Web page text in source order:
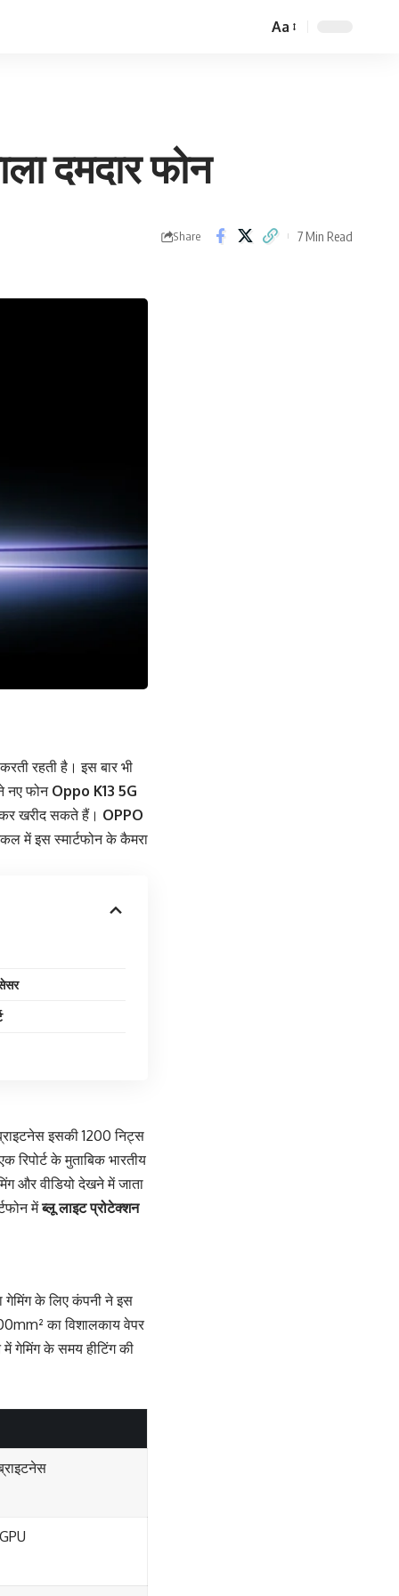
Font
Aa
दमदार फोन
Share 7 Min Read
रहती है। इस बार भी
नए फोन Oppo K13 5G
खरीद सकते हैं। OPPO
में इस स्मार्टफोन के कैमरा
इसकी 1200 निट्स
के मुताबिक भारतीय
और वीडियो देखने में जाता
मेंब्लू लाइट प्रोटेक्शन
के लिए कंपनी ने इस
का विशालकाय वेपर
में गेमिंग के समय हीटिंग की